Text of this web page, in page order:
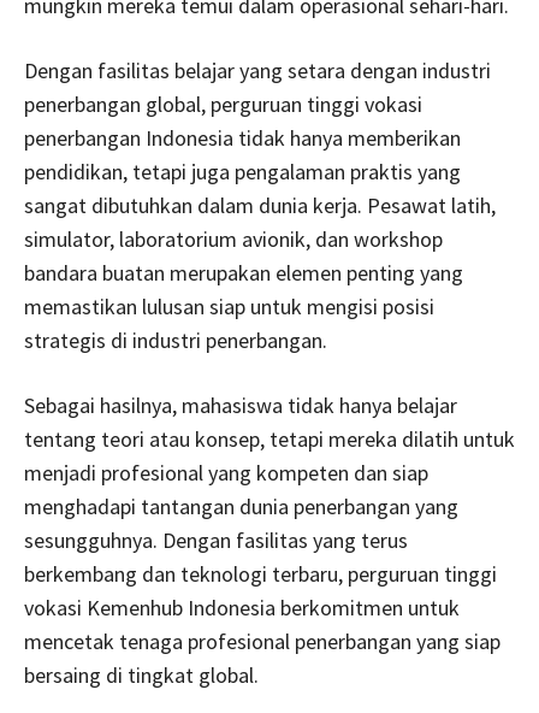
Dengan fasilitas belajar yang setara dengan industri
penerbangan global, perguruan tinggi vokasi
penerbangan Indonesia tidak hanya memberikan
pendidikan, tetapi juga pengalaman praktis yang
sangat dibutuhkan dalam dunia kerja. Pesawat latih,
simulator, laboratorium avionik, dan workshop
bandara buatan merupakan elemen penting yang
memastikan lulusan siap untuk mengisi posisi
strategis di industri penerbangan.
Sebagai hasilnya, mahasiswa tidak hanya belajar
tentang teori atau konsep, tetapi mereka dilatih untuk
menjadi profesional yang kompeten dan siap
menghadapi tantangan dunia penerbangan yang
sesungguhnya. Dengan fasilitas yang terus
berkembang dan teknologi terbaru, perguruan tinggi
vokasi Kemenhub Indonesia berkomitmen untuk
mencetak tenaga profesional penerbangan yang siap
bersaing di tingkat global.